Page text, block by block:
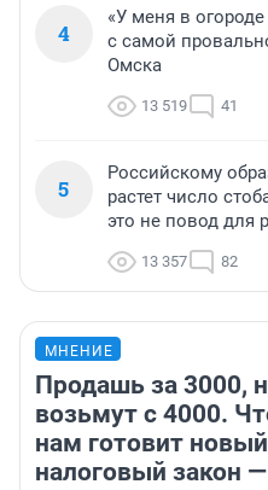
4
«У меня в
с самой
Омска
13 519 41
5
Российскому
растет число
это не повод для
13 357 82
МНЕНИЕ
Продашь за 3000,
возьмут с 4000.
нам готовит новый
налоговый закон